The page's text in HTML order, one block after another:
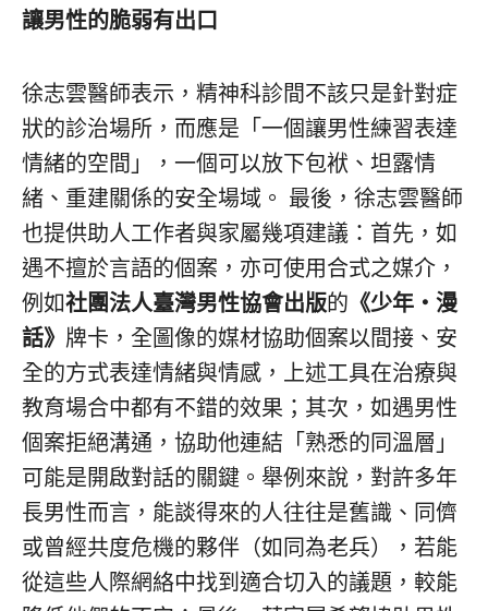
讓男性的脆弱有出口
徐志雲醫師表示，精神科診間不該只是針對症
狀的診治場所，而應是「一個讓男性練習表達
情緒的空間」，一個可以放下包袱、坦露情
緒、重建關係的安全場域。 最後，徐志雲醫師
也提供助人工作者與家屬幾項建議：首先，如
遇不擅於言語的個案，亦可使用合式之媒介，
例如社團法人臺灣男性協會出版的 《少年‧漫
話》 牌卡，全圖像的媒材協助個案以間接、安
全的方式表達情緒與情感，上述工具在治療與
教育場合中都有不錯的效果；其次，如遇男性
個案拒絕溝通，協助他連結「熟悉的同溫層」
可能是開啟對話的關鍵。舉例來說，對許多年
長男性而言，能談得來的人往往是舊識、同儕
或曾經共度危機的夥伴（如同為老兵），若能
從這些人際網絡中找到適合切入的議題，較能